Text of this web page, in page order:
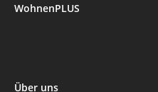
WohnenPLUS
Über uns